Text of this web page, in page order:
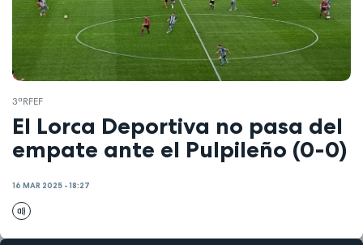
3ªRFEF
El Lorca Deportiva no pasa del
empate ante el Pulpileño (0-0)
16 MAR 2025 - 18:27